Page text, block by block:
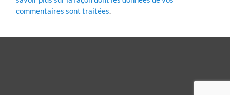
commentaires sont traitées.